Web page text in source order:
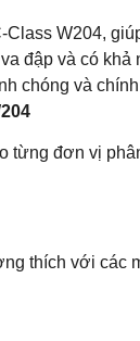
W204,
đập và có khả
chóng và
từng đơn vị
thích với các